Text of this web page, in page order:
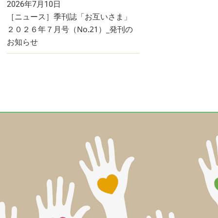
2026年7月10日
［ニュース］季刊誌「お互いさま」
２０２６年７月号（No.21）_発刊の
お知らせ